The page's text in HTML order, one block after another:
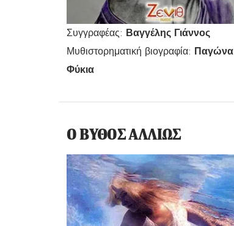
Συγγραφέας: Βαγγέλης Γιάννος
Μυθιστορηματική βιογραφία: Παγώνα
Φύκια
Ο ΒΥΘΟΣ ΑΛΛΙΩΣ